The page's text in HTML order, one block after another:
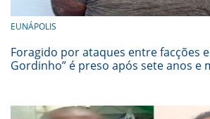
EUNÁPOLIS
Foragido por ataques entre facções
Gordinho” é preso após sete anos e